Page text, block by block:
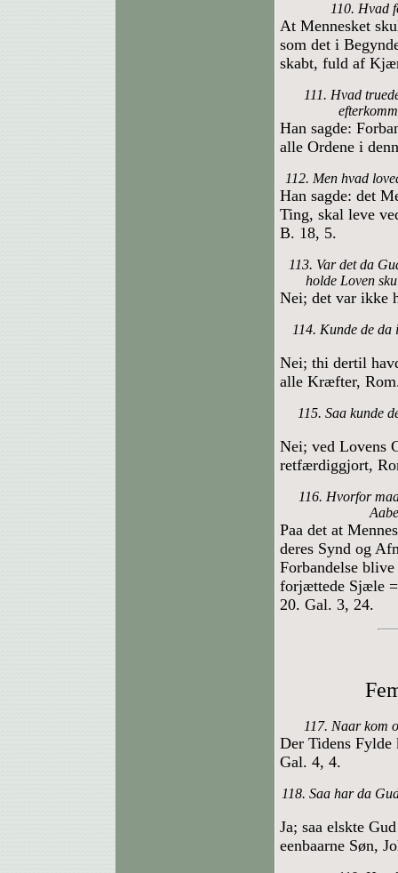
110. Hvad
At Mennesket
som det i
skabt, fuld af
111. Hvad
Han sagde:
alle Ordene i
112. Men hvad
Han sagde: det
Ting, skal leve
B. 18, 5.
113. Var det da
holde Loven
Nei; det var ikke
114. Kunde de
Nei; thi dertil
alle Kræfter,
115. Saa kunde
Nei; ved Lovens
retfærdiggjort,
116. Hvorfor
Paa det at
deres Synd og
Forbandelse
forjættede Sjæle
20. Gal. 3, 24.
117. Naar kom
Der Tidens Fylde
Gal. 4, 4.
118. Saa har da
Ja; saa elskte
eenbaarne Søn,